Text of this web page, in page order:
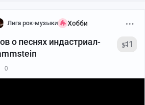
Лига рок-музыки Хобби
о песнях индастриал-
1
0